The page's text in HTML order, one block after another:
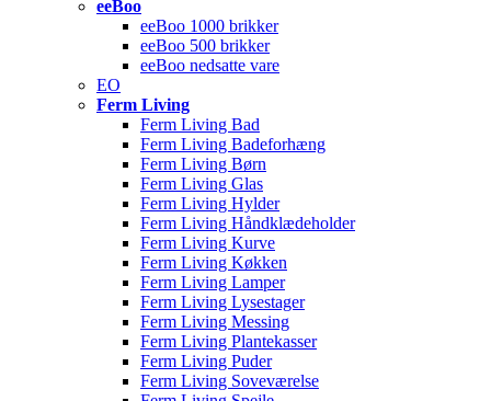
eeBoo
eeBoo 1000 brikker
eeBoo 500 brikker
eeBoo nedsatte vare
EO
Ferm Living
Ferm Living Bad
Ferm Living Badeforhæng
Ferm Living Børn
Ferm Living Glas
Ferm Living Hylder
Ferm Living Håndklædeholder
Ferm Living Kurve
Ferm Living Køkken
Ferm Living Lamper
Ferm Living Lysestager
Ferm Living Messing
Ferm Living Plantekasser
Ferm Living Puder
Ferm Living Soveværelse